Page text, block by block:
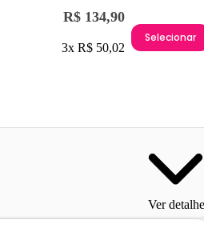
R$ 134,90
3x R$ 50,02
Selecionar
Ver